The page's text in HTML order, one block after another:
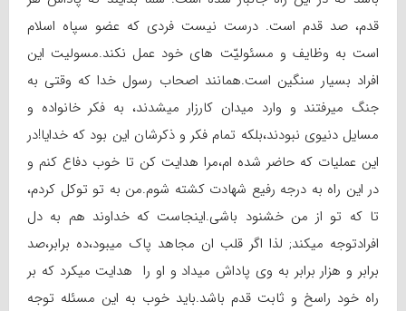
قدم، صد قدم است. درست نیست فردی که عضو سپاه اسلام
است به وظایف و مسئولیّت های خود عمل نکند.مسولیت این
افراد بسیار سنگین است.همانند اصحاب رسول خدا که وقتی به
جنگ میرفتند و وارد میدان کارزار میشدند، به فکر خانواده و
مسایل دنیوی نبودند،بلکه تمام فکر و ذکرشان این بود که خدایا!در
این عملیات که حاضر شده ام،مرا هدایت کن تا خوب دفاع کنم و
در این راه به درجه رفیع شهادت کشته شوم.من به تو توکل کردم،
تا که تو از من خشنود باشی.اینجاست که خداوند هم به دل
افرادتوجه میکند; لذا اگر قلب ان مجاهد پاک میبود،ده برابر،صد
برابر و هزار برابر به وی پاداش میداد و او را هدایت میکرد که بر
راه خود راسخ و ثابت قدم باشد.باید خوب به این مسئله توجه